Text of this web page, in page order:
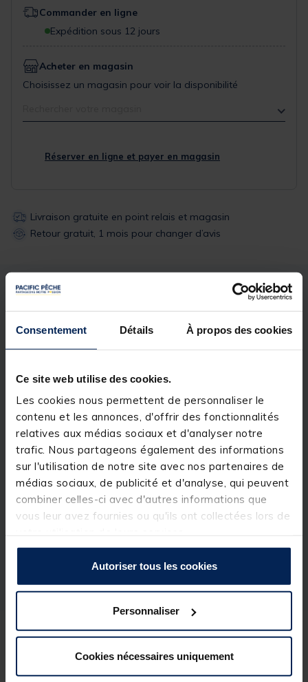
Consentement Détails À propos des cookies
Ce site web utilise des cookies.
Les cookies nous permettent de personnaliser le
contenu et les annonces, d'offrir des fonctionnalités
relatives aux médias sociaux et d'analyser notre
trafic. Nous partageons également des informations
sur l'utilisation de notre site avec nos partenaires de
médias sociaux, de publicité et d'analyse, qui peuvent
combiner celles-ci avec d'autres informations que
vous leur avez fournies ou qu'ils ont collectées lors de
Autoriser tous les cookies
Personnaliser
Cookies nécessaires uniquement
Commander en ligne
Expédition sous 12 jours
Acheter en magasin
Choisissez un magasin pour voir la disponibilité
Réserver en ligne et payer en magasin
Livraison gratuite en point relais et magasin
Retour gratuit, 1 mois pour changer d’avis
Description & détails
Description
Support pour bourriche Sensas D.16MM. Idéal pour
une manipulation facile de votre bourriche. Se fixe
sur la plateforme repose-pieds.
Spécifications
Ces produits pourraient vous
intéresser :